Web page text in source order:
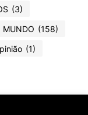
(3)
MUNDO (158)
(1)